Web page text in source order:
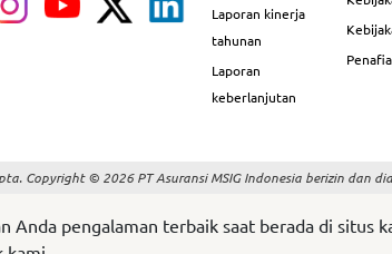
Laporan kinerja
tahunan
Laporan
keberlanjutan
Copyright © 2026 PT Asuransi MSIG Indonesia berizin dan
Anda pengalaman terbaik saat berada di situs